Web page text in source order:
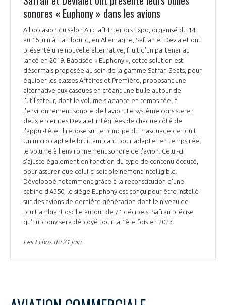
sonores « Euphony » dans les avions
A l'occasion du salon Aircraft Interiors Expo, organisé du 14
au 16 juin à Hambourg, en Allemagne, Safran et Devialet ont
présenté une nouvelle alternative, fruit d'un partenariat
lancé en 2019. Baptisée « Euphony », cette solution est
désormais proposée au sein de la gamme Safran Seats, pour
équiper les classes Affaires et Première, proposant une
alternative aux casques en créant une bulle autour de
l'utilisateur, dont le volume s'adapte en temps réel à
l'environnement sonore de l'avion. Le système consiste en
deux enceintes Devialet intégrées de chaque côté de
l'appui-tête. Il repose sur le principe du masquage de bruit.
Un micro capte le bruit ambiant pour adapter en temps réel
le volume à l'environnement sonore de l'avion. Celui-ci
s'ajuste également en fonction du type de contenu écouté,
pour assurer que celui-ci soit pleinement intelligible.
Développé notamment grâce à la reconstitution d'une
cabine d'A350, le siège Euphony est conçu pour être installé
sur des avions de dernière génération dont le niveau de
bruit ambiant oscille autour de 71 décibels. Safran précise
qu'Euphony sera déployé pour la 1ère fois en 2023.
Les Echos du 21 juin